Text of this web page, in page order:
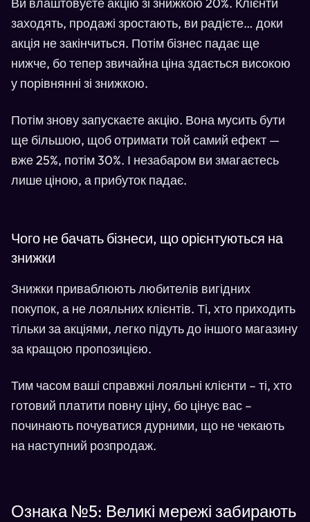
заходять, продажі зростають, ви радієте… доки
акція не закінчиться. Потім бізнес падає ще
нижче, бо тепер звичайна ціна здається високою
у порівнянні зі знижкою.
Потім знову запускаєте акцію. Вона мусить бути
ще більшою, щоб отримати той самий ефект —
вже 25%, потім 30%. І незабаром ви змагаєтесь
лише ціною, а прибуток падає.
Чого не бачать бізнеси, що орієнтуються на
знижки
Знижки приваблюють любителів вигідних
покупок, а не лояльних клієнтів. Ті, хто приходить
тільки за акціями, легко підуть до іншого магазину
за кращою пропозицією.
Тим часом ваші справжні лояльні клієнти – ті, хто
готовий платити повну ціну, бо цінує вас –
починають почуватися дурними, що не чекають
на наступний розпродаж.
Ознака №5: Великі мережі забирають